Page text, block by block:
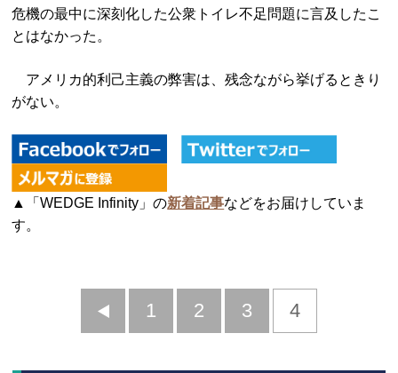
危機の最中に深刻化した公衆トイレ不足問題に言及したこ
とはなかった。
アメリカ的利己主義の弊害は、残念ながら挙げるときり
がない。
▲「WEDGE Infinity」の新着記事などをお届けしていま
す。
前
1 2 3 4